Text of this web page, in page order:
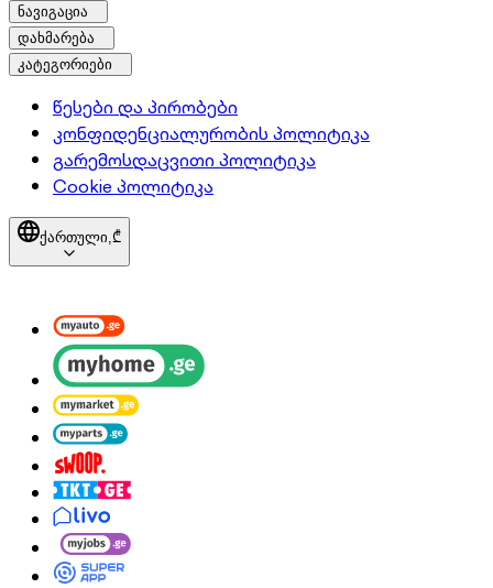
ნავიგაცია
დახმარება
კატეგორიები
წესები და პირობები
კონფიდენციალურობის პოლიტიკა
გარემოსდაცვითი პოლიტიკა
Cookie პოლიტიკა
ქართული,₾